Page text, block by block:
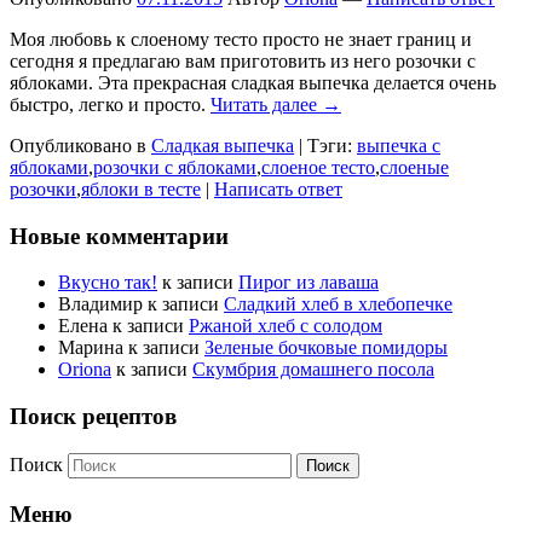
Моя любовь к слоеному тесто просто не знает границ и
сегодня я предлагаю вам приготовить из него розочки с
яблоками. Эта прекрасная сладкая выпечка делается очень
быстро, легко и просто. Читать далее →
Опубликовано в Сладкая выпечка | Тэги: выпечка с
яблоками,розочки с яблоками,слоеное тесто,слоеные
розочки,яблоки в тесте | Написать ответ
Новые комментарии
Вкусно так! к записи Пирог из лаваша
Владимир к записи Сладкий хлеб в хлебопечке
Елена к записи Ржаной хлеб с солодом
Марина к записи Зеленые бочковые помидоры
Oriona к записи Скумбрия домашнего посола
Поиск рецептов
Поиск
Меню